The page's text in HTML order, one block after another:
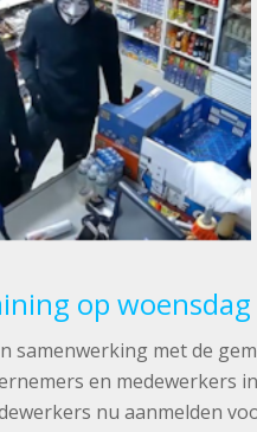
op
samenwerking met de
en medewerkers
nu aanmelden